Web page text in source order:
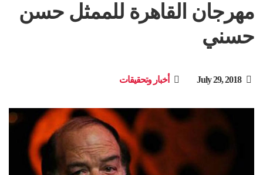
مهرجان القاهرة للممثل حسن
حسني
July 29, 2018 أخبار وتحقيقات